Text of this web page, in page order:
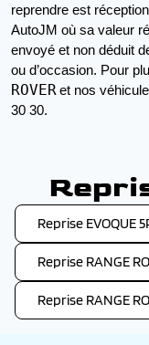
reprendre est
AutoJM où sa valeur
envoyé et non déduit
ou d’occasion. Pour
ROVERet nos
30 30.
Reprise EVOQUE
Reprise RANGE
Reprise RANGE